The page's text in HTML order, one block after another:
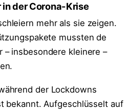
der Corona-Krise
mehr als sie zeigen.
mussten de
insbesondere kleinere –
der Lockdowns
bekannt. Aufgeschlüsselt auf